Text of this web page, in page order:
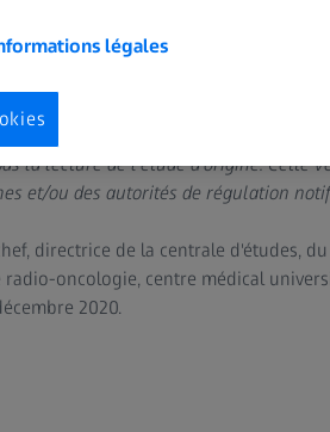
la lecture de l'étude d'origine. Cette
et/ou des autorités de régulation
directrice de la centrale d'études,
oncologie, centre médical
2020.
légales